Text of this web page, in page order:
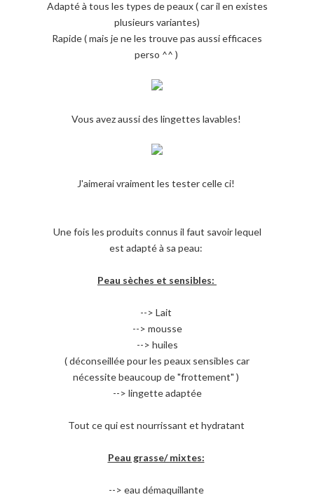
Adapté à tous les types de peaux ( car il en existes
plusieurs variantes)
Rapide ( mais je ne les trouve pas aussi efficaces
perso ^^ )
Vous avez aussi des lingettes lavables!
J'aimerai vraiment les tester celle ci!
Une fois les produits connus il faut savoir lequel
est adapté à sa peau:
Peau sèches et sensibles:
--> Lait
--> mousse
--> huiles
( déconseillée pour les peaux sensibles car
nécessite beaucoup de "frottement" )
--> lingette adaptée
Tout ce qui est nourrissant et hydratant
Peau grasse/ mixtes:
--> eau démaquillante